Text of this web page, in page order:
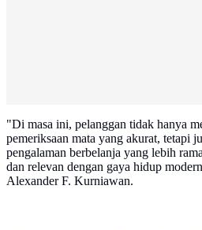
"Di masa ini, pelanggan tidak hanya
pemeriksaan mata yang akurat, tetapi
pengalaman berbelanja yang lebih
dan relevan dengan gaya hidup
Alexander F. Kurniawan.